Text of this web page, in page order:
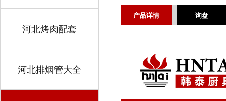
河北烤肉配套
河北排烟管大全
产品详情 询盘